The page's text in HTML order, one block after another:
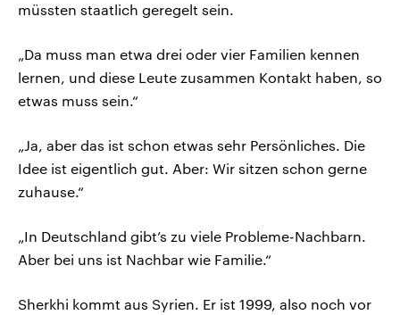
müssten staatlich geregelt sein.
„Da muss man etwa drei oder vier Familien kennen
lernen, und diese Leute zusammen Kontakt haben, so
etwas muss sein.“
„Ja, aber das ist schon etwas sehr Persönliches. Die
Idee ist eigentlich gut. Aber: Wir sitzen schon gerne
zuhause.“
„In Deutschland gibt’s zu viele Probleme-Nachbarn.
Aber bei uns ist Nachbar wie Familie.“
Sherkhi kommt aus Syrien. Er ist 1999, also noch vor